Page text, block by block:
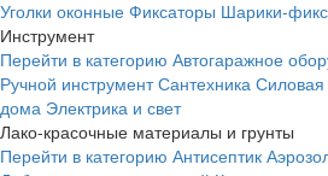
Уголки оконные Фиксаторы Шарики-
Инструмент
Перейти в категорию Автогаражное
Ручной инструмент Сантехника Силовая
дома Электрика и свет
Лако-красочные материалы и грунты
Перейти в категорию Антисептик